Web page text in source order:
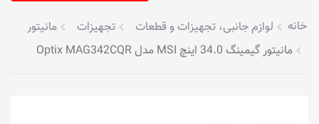
خانه لوازم جانبی، تجهیزات و قطعات تجهیزات
مانیتور
مانیتور گیمینگ 34.0 اینچ MSI مدل Optix MAG342CQR